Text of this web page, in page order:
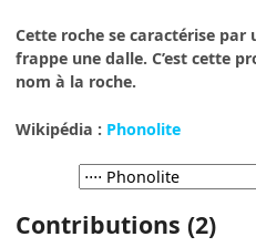
Cette roche se caractérise par
frappe une dalle. C’est cette
nom à la roche.
Wikipédia : Phonolite
Contributions (2)